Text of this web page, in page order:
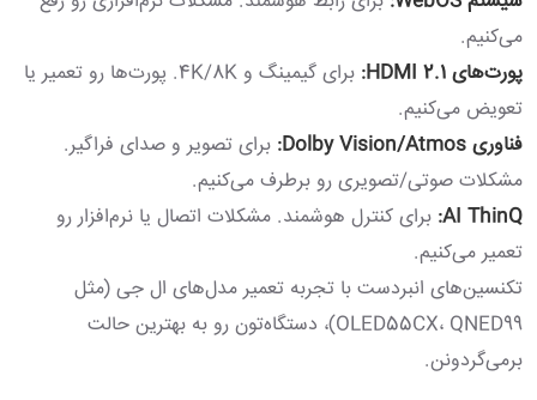
می‌کنیم.
پورت‌های HDMI 2.1:
برای گیمینگ و 4K/8K. پورت‌ها رو تعمیر یا
تعویض می‌کنیم.
فناوری Dolby Vision/Atmos:
برای تصویر و صدای فراگیر.
مشکلات صوتی/تصویری رو برطرف می‌کنیم.
AI ThinQ: برای کنترل هوشمند. مشکلات اتصال یا نرم‌افزار رو
تعمیر می‌کنیم.
تکنسین‌های انبردست با تجربه تعمیر مدل‌های ال جی (مثل
OLED55CX، QNED99)، دستگاه‌تون رو به بهترین حالت
برمی‌گردونن.